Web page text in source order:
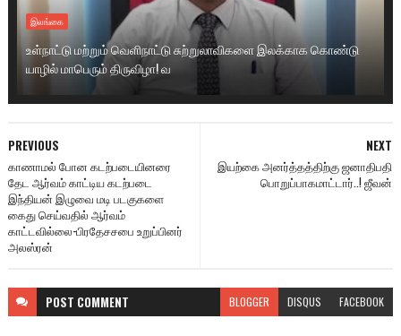
இலங்கை
உள்நாட்டு மற்றும் வெளிநாட்டு சுற்றுலாவிகளை இலக்காக கொண்டு
யாழில் மாபெரும் திருவிழா! வ
NEXT
இயற்கை அனர்த்தத்திற்கு ஜனாதிபதி
பொறுப்பாகமாட்டார்..! ஜீவன்
PREVIOUS
காணாமல் போன கடற்படையினரை
தேட ஆர்வம் காட்டிய கடற்படை
இந்தியன் இழுவை மடி படகுகளை
கைது செய்வதில் ஆர்வம்
காட்டவில்லை-பிரதேசசபை உறுப்பினர்
அலஸ்ரன்
POST COMMENT BLOGGER DISQUS FACEBOOK